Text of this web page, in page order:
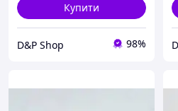
Купити
D&P Shop 98%